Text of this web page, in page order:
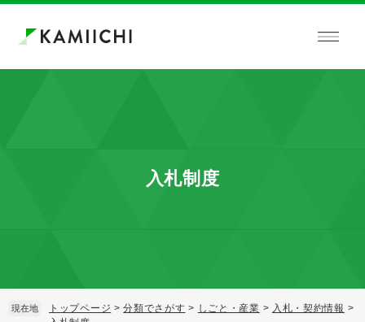
ペ
メ
入札制度
現在地 トップページ >分類でさがす > しごと・産業 > 入札・契約情報 >